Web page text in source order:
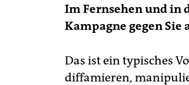
Im Fernsehen und in
Kampagne gegen
Das ist ein typisches
diffamieren,